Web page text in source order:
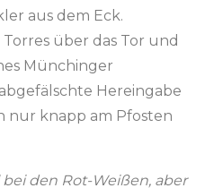
aus dem Eck.
über das Tor und
Münchinger
Hereingabe
nur knapp am Pfosten
den Rot-Weißen, aber